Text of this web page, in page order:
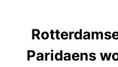
Paridaens